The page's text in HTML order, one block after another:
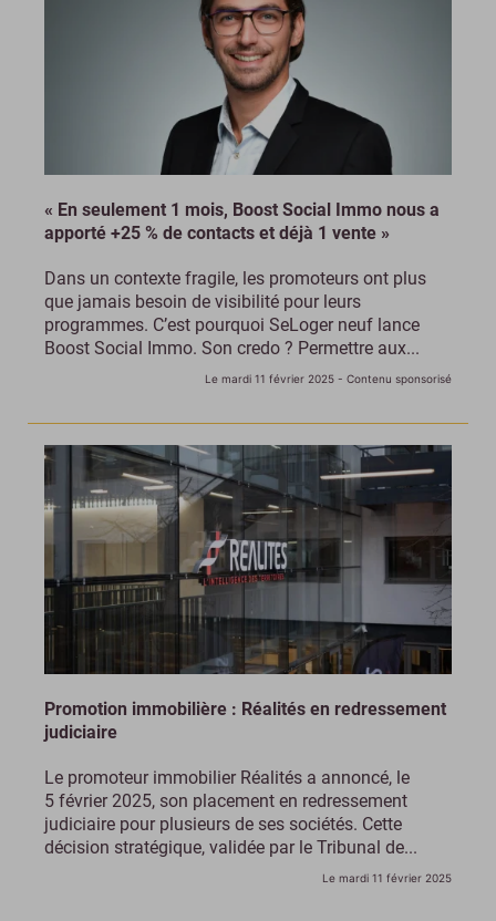
« En seulement 1 mois, Boost Social Immo nous a
apporté +25 % de contacts et déjà 1 vente »
Dans un contexte fragile, les promoteurs ont plus
que jamais besoin de visibilité pour leurs
programmes. C’est pourquoi SeLoger neuf lance
Boost Social Immo. Son credo ? Permettre aux...
Le mardi 11 février 2025 - Contenu sponsorisé
Promotion immobilière : Réalités en redressement
judiciaire
Le promoteur immobilier Réalités a annoncé, le
5 février 2025, son placement en redressement
judiciaire pour plusieurs de ses sociétés. Cette
décision stratégique, validée par le Tribunal de...
Le mardi 11 février 2025